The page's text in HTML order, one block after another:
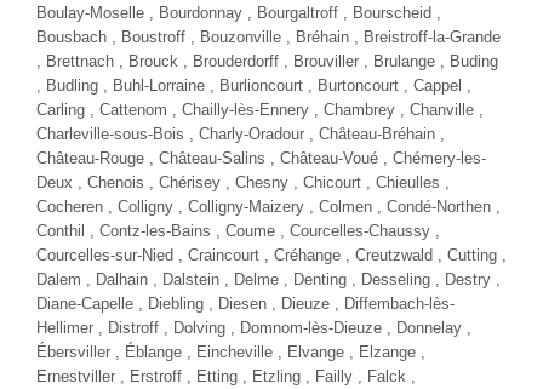
Boulay-Moselle , Bourdonnay , Bourgaltroff , Bourscheid ,
Bousbach , Boustroff , Bouzonville , Bréhain , Breistroff-la-Grande
, Brettnach , Brouck , Brouderdorff , Brouviller , Brulange , Buding
, Budling , Buhl-Lorraine , Burlioncourt , Burtoncourt , Cappel ,
Carling , Cattenom , Chailly-lès-Ennery , Chambrey , Chanville ,
Charleville-sous-Bois , Charly-Oradour , Château-Bréhain ,
Château-Rouge , Château-Salins , Château-Voué , Chémery-les-
Deux , Chenois , Chérisey , Chesny , Chicourt , Chieulles ,
Cocheren , Colligny , Colligny-Maizery , Colmen , Condé-Northen ,
Conthil , Contz-les-Bains , Coume , Courcelles-Chaussy ,
Courcelles-sur-Nied , Craincourt , Créhange Creutzwald , Cutting ,
Dalem , Dalhain , Dalstein , Delme , Denting , Desseling , Destry ,
Diane-Capelle , Diebling , Diesen , Dieuze , Diffembach-lès-
Hellimer , Distroff , Dolving , Domnom-lès-Dieuze , Donnelay ,
Ébersviller , Éblange , Eincheville , Elvange , Elzange ,
Ernestviller , Erstroff , Etting , Etzling , Failly , Falck ,